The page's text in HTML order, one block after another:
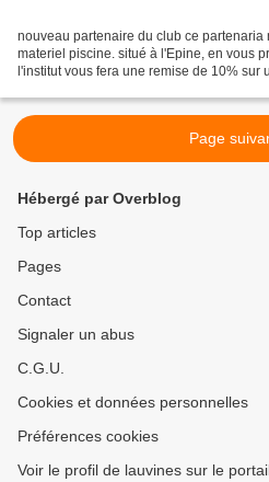
nouveau partenaire du club ce partenaria
materiel piscine. situé à l'Epine, en vous
l'institut vous fera une remise de 10% sur
Page
Hébergé par Overblog
Top articles
Pages
Contact
Signaler un abus
C.G.U.
Cookies et données personnelles
Préférences cookies
Voir le profil de lauvines sur le